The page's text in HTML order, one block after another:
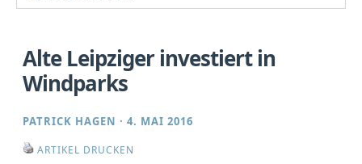
Alte Leipziger investiert in
Windparks
PATRICK HAGEN ·4. MAI 2016
ARTIKEL DRUCKEN